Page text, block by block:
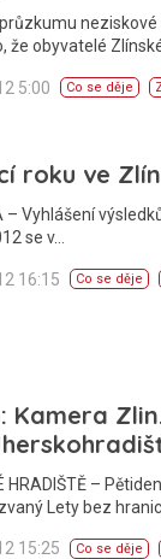
že obyvatelé
5:00 Co se děje
roku ve
– Vyhlášení
se v…
16:15 Co se děje
Kamera
HRADIŠTĚ –
Lety bez
15:25 Co se děje